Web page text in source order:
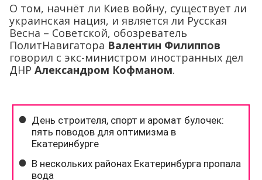
О том, начнёт ли Киев войну, существует ли
украинская нация, и является ли Русская
Весна – Советской, обозреватель
ПолитНавигатора Валентин Филиппов
говорил с экс-министром иностранных дел
ДНР Александром Кофманом.